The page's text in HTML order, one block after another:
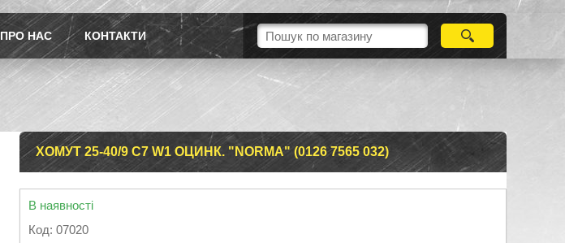
ПРО НАС КОНТАКТИ
ХОМУТ 25-40/9 C7 W1 ОЦИНК. "NORMA" (0126 7565 032)
В наявності
Код: 07020